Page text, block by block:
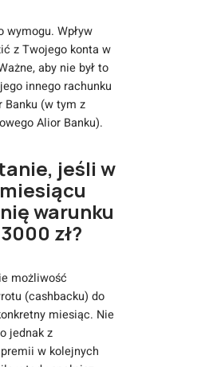
wymogu. Wpływ
z Twojego konta w
aby nie był to
innego rachunku
Banku (w tym z
Alior Banku).
jeśli w
warunku
zł?
możliwość
(cashbacku) do
miesiąc. Nie
jednak z
w kolejnych